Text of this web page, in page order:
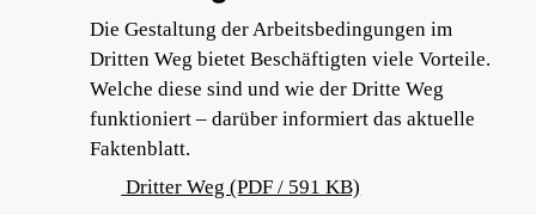
Die Gestaltung der Arbeitsbedingungen im
Dritten Weg bietet Beschäftigten viele Vorteile.
Welche diese sind und wie der Dritte Weg
funktioniert – darüber informiert das aktuelle
Faktenblatt.
Dritter Weg (PDF / 591 KB)